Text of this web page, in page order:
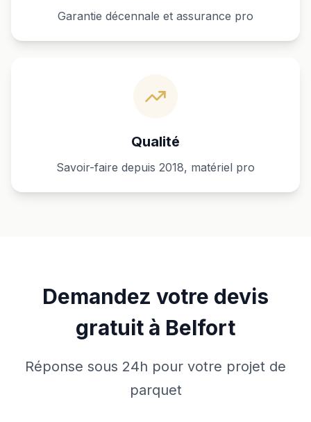
Garantie décennale et assurance pro
Qualité
Savoir-faire depuis 2018, matériel pro
Demandez votre devis
gratuit à Belfort
Réponse sous 24h pour votre projet de
parquet